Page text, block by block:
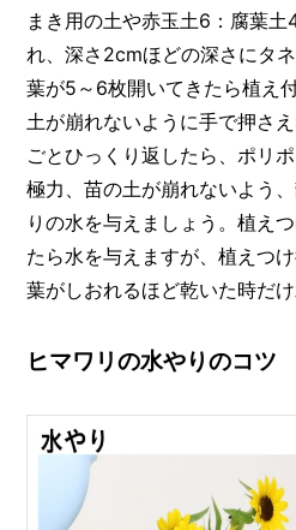
まき用の土や赤玉土6：腐葉土
れ、深さ2cmほどの深さにタ
葉が5～6枚開いてきたら植え
土が崩れないように手で押さ
ごとひっくり返したら、ポリ
極力、苗の土が崩れないよう
りの水を与えましょう。植え
たら水を与えますが、植えつ
葉がしおれるほど乾いた時だけ
ヒマワリの水やりのコツ